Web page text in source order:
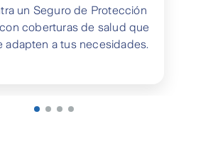
un Seguro de Protección
con coberturas de salud que
adapten a tus necesidades.